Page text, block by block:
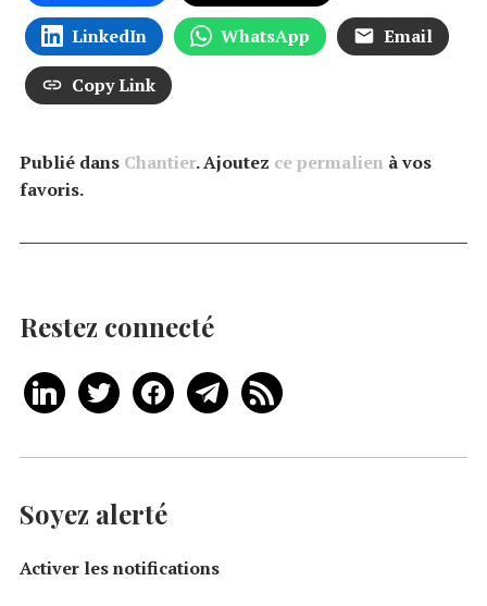
LinkedIn WhatsApp Email
Copy Link
Publié dans Chantier. Ajoutez ce permalien à vos
favoris.
Restez connecté
Soyez alerté
Activer les notifications